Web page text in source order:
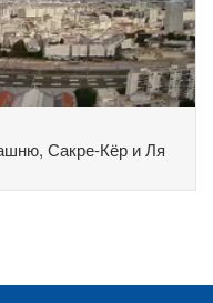
Сакре-Кёр и Ля